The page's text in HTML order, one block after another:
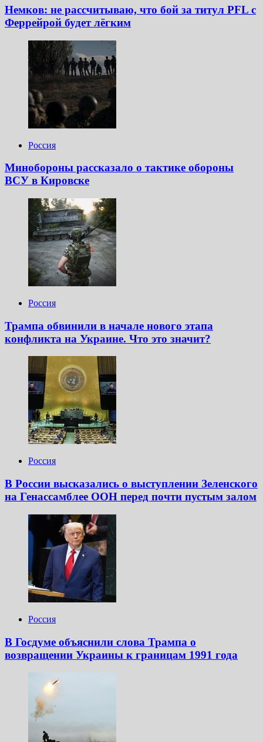
Немков: не рассчитываю, что бой за титул PFL с
Феррейрой будет лёгким
Россия
Минобороны рассказало о тактике обороны
ВСУ в Кировске
Россия
Трампа обвинили в начале нового этапа
конфликта на Украине. Что это значит?
Россия
В России высказались о выступлении Зеленского
на Генассамблее ООН перед почти пустым залом
Россия
В Госдуме объяснили слова Трампа о
возвращении Украины к границам 1991 года